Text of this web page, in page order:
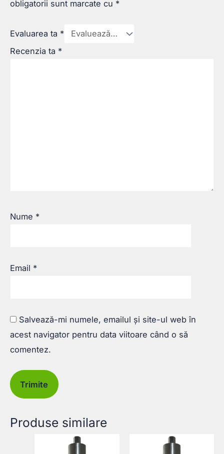
obligatorii sunt marcate cu *
Evaluarea ta *
Recenzia ta *
Nume *
Email *
Salvează-mi numele, emailul și site-ul web în
acest navigator pentru data viitoare când o să
comentez.
Produse similare